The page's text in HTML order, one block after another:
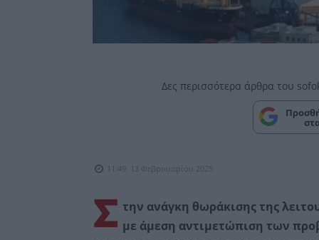
Δες περισσότερα άρθρα του
11:49, 13 Φεβρουαρίου 2025
Σ την ανάγκη θωράκισης της
με άμεση αντιμετώπιση των